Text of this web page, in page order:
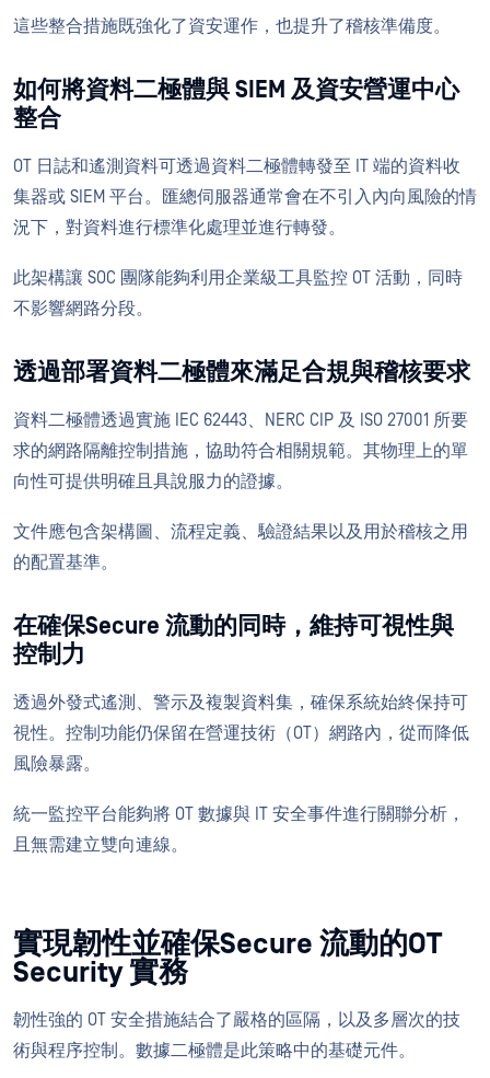
這些整合措施既強化了資安運作，也提升了稽核準備度。
如何將資料二極體與 SIEM 及資安營運中心
整合
OT 日誌和遙測資料可透過資料二極體轉發至 IT 端的資料收
集器或 SIEM 平台。匯總伺服器通常會在不引入內向風險的情
況下，對資料進行標準化處理並進行轉發。
此架構讓 SOC 團隊能夠利用企業級工具監控 OT 活動，同時
不影響網路分段。
透過部署資料二極體來滿足合規與稽核要求
資料二極體透過實施 IEC 62443、NERC CIP 及 ISO 27001 所要
求的網路隔離控制措施，協助符合相關規範。其物理上的單
向性可提供明確且具說服力的證據。
文件應包含架構圖、流程定義、驗證結果以及用於稽核之用
的配置基準。
在確保Secure 流動的同時，維持可視性與
控制力
透過外發式遙測、警示及複製資料集，確保系統始終保持可
視性。控制功能仍保留在營運技術（OT）網路內，從而降低
風險暴露。
統一監控平台能夠將 OT 數據與 IT 安全事件進行關聯分析，
且無需建立雙向連線。
實現韌性並確保Secure 流動的OT
Security 實務
韌性強的 OT 安全措施結合了嚴格的區隔，以及多層次的技
術與程序控制。數據二極體是此策略中的基礎元件。